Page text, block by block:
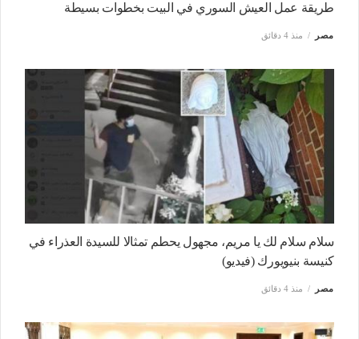
طريقة عمل العيش السوري في البيت بخطوات بسيطة
مصر منذ 4 دقائق
سلام سلام لك يا مريم، مجهول يحطم تمثالا للسيدة العذراء في
كنيسة بنيويورك (فيديو)
مصر منذ 4 دقائق